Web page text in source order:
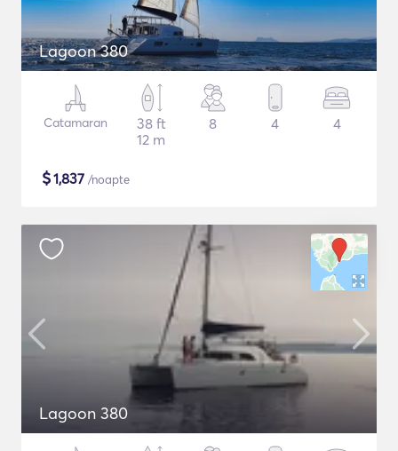
Lagoon 380
Catamaran
38 ft
12 m
8 4 4
$1,837 /noapte
Lagoon 380